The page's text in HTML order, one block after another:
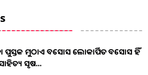
ପୁସ୍ତକ ମୁଠାଏ ଅବସୋସ ଲୋକାର୍ପିତ ଅବସୋସ ହିଁ
ସୃଷ...